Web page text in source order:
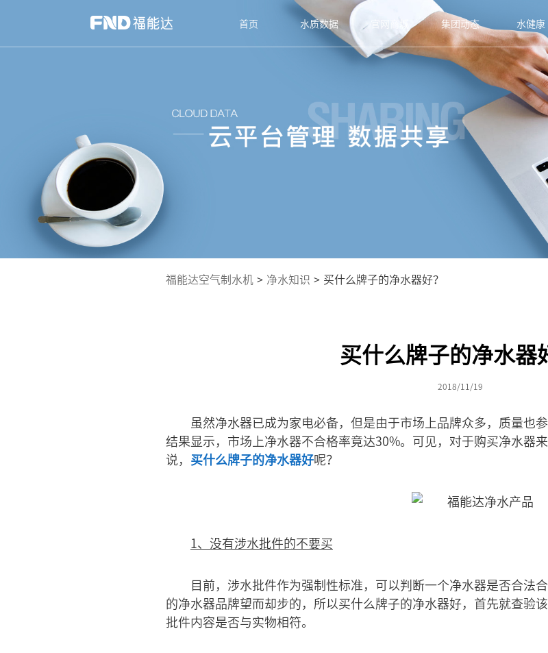
首页 水质数据 官网商城 集团动态 水健康
福能达空气制水机 > 净水知识 > 买什么牌子的净水器好？
买什么牌子的净水器
2018/11/19
虽然净水器已成为家电必备，但是由于市场上品牌众多，质量也
结果显示，市场上净水器不合格率竟达30%。可见，对于购买净水器
说， 买什么牌子的净水器好呢？
1、没有涉水批件的不要买
目前，涉水批件作为强制性标准，可以判断一个净水器是否合法
的净水器品牌望而却步的，所以买什么牌子的净水器好，首先就查验
批件内容是否与实物相符。